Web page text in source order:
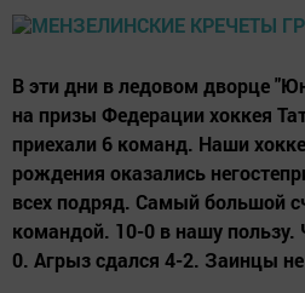
В эти дни в ледовом дворце
на призы Федерации хоккея
приехали 6 команд. Наши
рождения оказались
всех подряд. Самый большой
командой. 10-0 в нашу пользу.
0. Агрыз сдался 4-2. Заинцы